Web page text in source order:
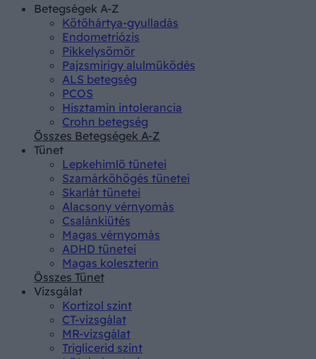
Betegségek A-Z
Kötőhártya-gyulladás
Endometriózis
Pikkelysömör
Pajzsmirigy alulműködés
ALS betegség
PCOS
Hisztamin intolerancia
Crohn betegség
Összes Betegségek A-Z
Tünet
Lepkehimlő tünetei
Szamárköhögés tünetei
Skarlát tünetei
Alacsony vérnyomás
Csalánkiütés
Magas vérnyomás
ADHD tünetei
Magas koleszterin
Összes Tünet
Vizsgálat
Kortizol szint
CT-vizsgálat
MR-vizsgálat
Triglicerid szint